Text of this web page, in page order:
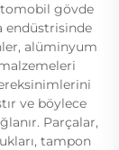
gövde
endüstrisinde
alüminyum
ve böylece
Parçalar,
tampon